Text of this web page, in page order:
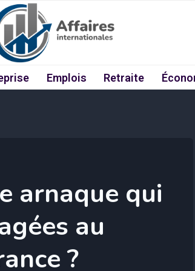
Emplois Retraite
arnaque qui
au
?